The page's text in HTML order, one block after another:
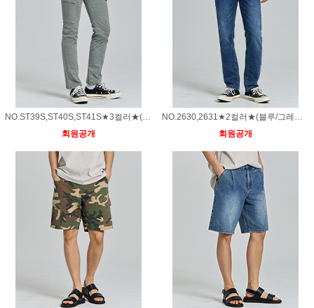
NO.ST39S,ST40S,ST41S★3컬러★(그레이/베이지/아이보리)코튼스판 카고 베이직핏 팬츠
회원공개
NO.2630,2631★2컬러★(블루/그레이)히든밴드 스판 스트레이트 데님 팬츠
회원공개